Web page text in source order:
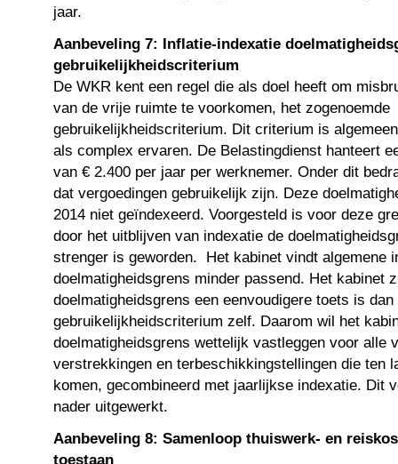
jaar.
Aanbeveling 7: Inflatie-indexatie
gebruikelijkheidscriterium
De WKR kent een regel die als doel heeft om
van de vrije ruimte te voorkomen, het zogenoemde
gebruikelijkheidscriterium. Dit criterium is
als complex ervaren. De Belastingdienst hanteert
van € 2.400 per jaar per werknemer. Onder dit
dat vergoedingen gebruikelijk zijn. Deze
2014 niet geïndexeerd. Voorgesteld is voor deze
door het uitblijven van indexatie de
strenger is geworden. Het kabinet vindt algemene
doelmatigheidsgrens minder passend. Het kabinet
doelmatigheidsgrens een eenvoudigere toets is dan
gebruikelijkheidscriterium zelf. Daarom wil het
doelmatigheidsgrens wettelijk vastleggen voor alle
verstrekkingen en terbeschikkingstellingen die ten
komen, gecombineerd met jaarlijkse indexatie. Dit
nader uitgewerkt.
Aanbeveling 8: Samenloop thuiswerk- en
toestaan